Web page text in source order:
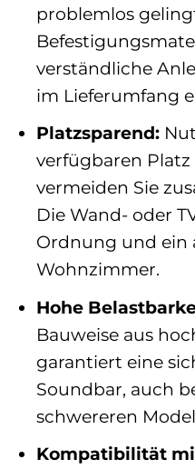
problemlos
verständliche
im Lieferumfang
Platzsparend:
verfügbaren
vermeiden Sie
Die Wand- oder
Ordnung und ein
Wohnzimmer.
Hohe
Bauweise aus
garantiert eine
Soundbar, auch
schwereren
Kompatibilität